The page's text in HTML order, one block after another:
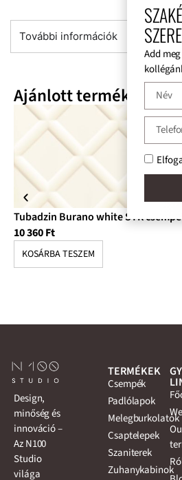
További információk
Ajánlott termékek
Tubadzin Burano white STR csempe
10 360Ft
KOSÁRBA TESZEM
Design,
minőség és
innováció –
Az N100
Studio
világa
TERMÉKEK
Csempék
Padlólapok
Melegburkolatok
Csaptelepek
Szaniterek
Zuhanykabinok
Add